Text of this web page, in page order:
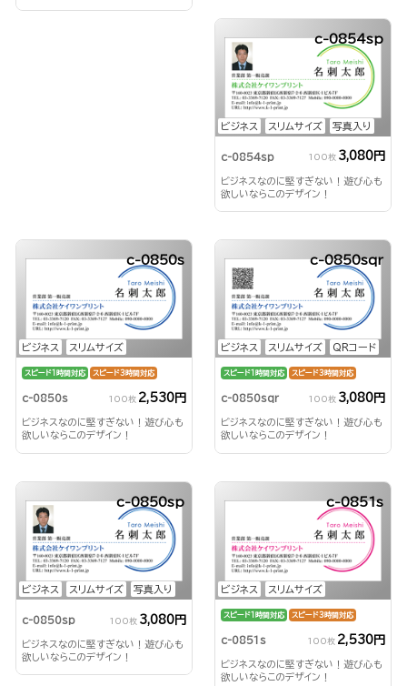
ビジネス スリムサイズ 写真入り
c-0854sp
c-0854sp 100枚 3,080円
ビジネスなのに堅すぎない！遊び心も
欲しいならこのデザイン！
ビジネス スリムサイズ
c-0850s
スピード1時間対応 スピード3時間対応
c-0850s 100枚 2,530円
ビジネスなのに堅すぎない！遊び心も
欲しいならこのデザイン！
ビジネス スリムサイズ QRコード
c-0850sqr
スピード1時間対応 スピード3時間対応
c-0850sqr 100枚 3,080円
ビジネスなのに堅すぎない！遊び心も
欲しいならこのデザイン！
ビジネス スリムサイズ 写真入り
c-0850sp
c-0850sp 100枚 3,080円
ビジネスなのに堅すぎない！遊び心も
欲しいならこのデザイン！
ビジネス スリムサイズ
c-0851s
スピード1時間対応 スピード3時間対応
c-0851s 100枚 2,530円
ビジネスなのに堅すぎない！遊び心も
欲しいならこのデザイン！